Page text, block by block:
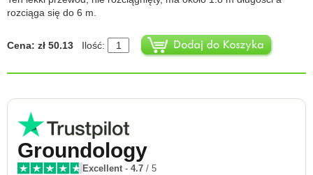
rozciąga się do 6 m.
Cena: zł 50.13 Ilość:
Groundology
Excellent - 4.7 / 5